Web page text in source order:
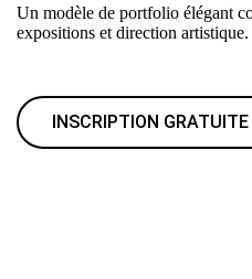
Un modèle de portfolio élégant
expositions et direction artistique.
INSCRIPTION GRATUITE